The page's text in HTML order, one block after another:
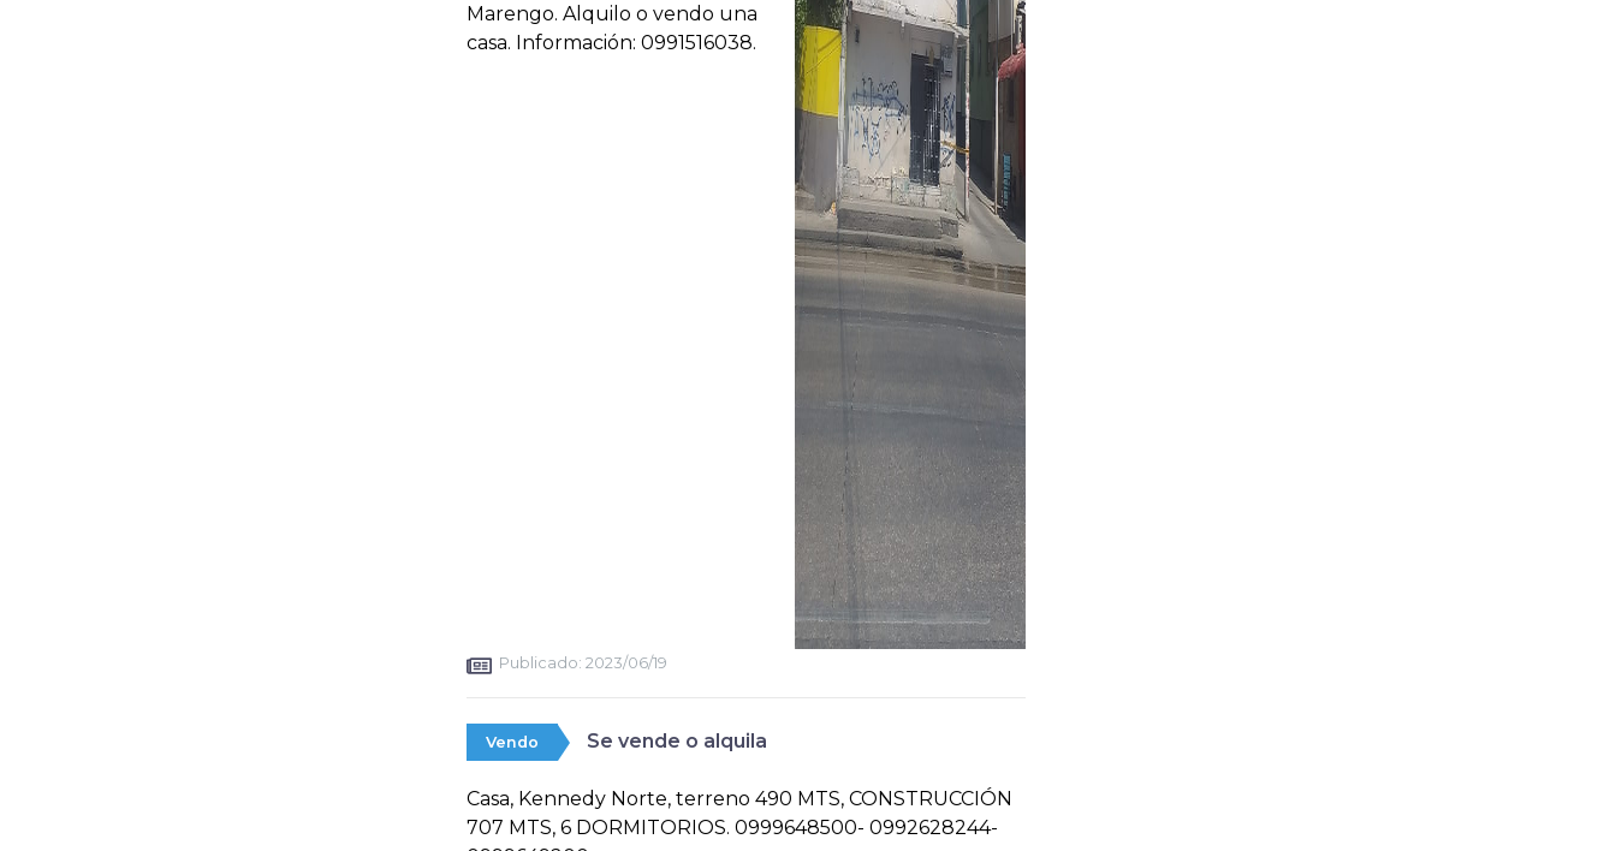
Marengo. Alquilo o vendo una
casa. Información: 0991516038.
Publicado: 2023/06/19
Vendo Se vende o alquila
Casa, Kennedy Norte, terreno 490 MTS, CONSTRUCCIÓN
707 MTS, 6 DORMITORIOS. 0999648500- 0992628244-